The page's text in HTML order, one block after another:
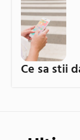
Ce sa stii